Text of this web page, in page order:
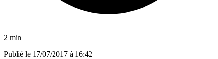
2 min
Publié le 17/07/2017 à 16:42